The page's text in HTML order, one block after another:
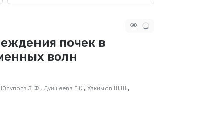
почек в
волн
Юсупова З.Ф. , Дуйшеева Г.К. , Хакимов Ш.Ш. ,